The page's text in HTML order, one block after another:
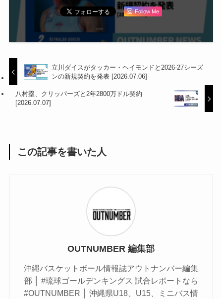
Follow Me
立川ダイスがタッカー・ヘイモンドと2026-27シーズ
ンの新規契約を発表 [2026.07.06]
八村塁、クリッパーズと2年2800万ドル契約
[2026.07.07]
この記事を書いた人
OUTNUMBER 編集部
沖縄バスケットボール情報誌アウトナンバー編集
部 │ #琉球ゴールデンキングス 試合レポートなら
#OUTNUMBER │ 沖縄県U18、U15、ミニバス情